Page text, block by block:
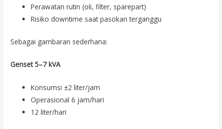
Perawatan rutin (oli, filter, sparepart)
Risiko downtime saat pasokan terganggu
Sebagai gambaran sederhana:
Genset 5–7 kVA
Konsumsi ±2 liter/jam
Operasional 6 jam/hari
12 liter/hari